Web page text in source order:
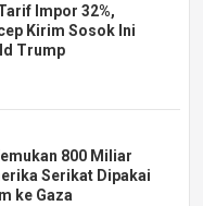
Impor 32%,
Kirim Sosok Ini
Trump
800 Miliar
Serikat Dipakai
ke Gaza